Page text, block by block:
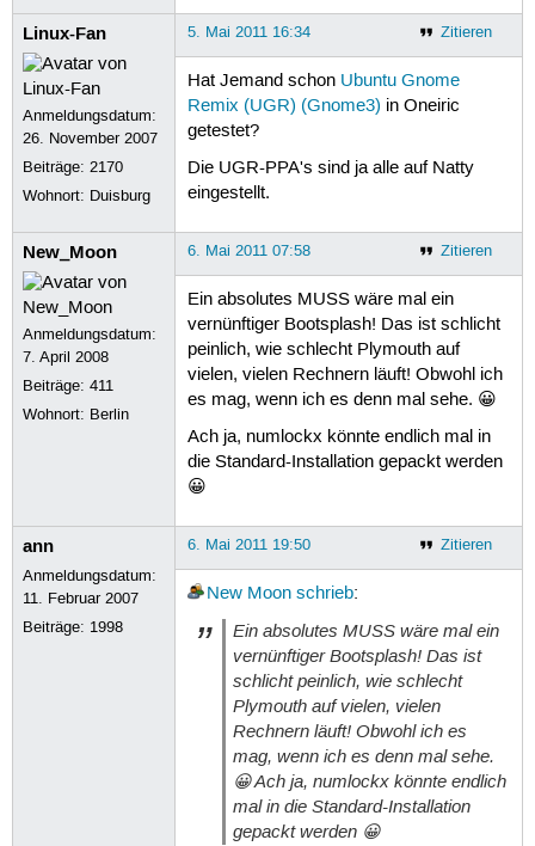
Linux-Fan
Anmeldungsdatum:
26. November 2007
Beiträge:2170
Wohnort: Duisburg
Zitieren
5. Mai 2011 16:34
Hat Jemand schon Ubuntu Gnome
Remix (UGR) (Gnome3) in Oneiric
getestet?
Die UGR-PPA's sind ja alle auf Natty
eingestellt.
New_Moon
Anmeldungsdatum:
7. April 2008
Beiträge:411
Wohnort: Berlin
Zitieren
6. Mai 2011 07:58
Ein absolutes MUSS wäre mal ein
vernünftiger Bootsplash! Das ist schlicht
peinlich, wie schlecht Plymouth auf
vielen, vielen Rechnern läuft! Obwohl ich
es mag, wenn ich es denn mal sehe. 😀
Ach ja, numlockx könnte endlich mal in
die Standard-Installation gepackt werden
😀
ann
Anmeldungsdatum:
11. Februar 2007
Beiträge: 1998
Zitieren
6. Mai 2011 19:50
New Moon schrieb:
Ein absolutes MUSS wäre mal ein
vernünftiger Bootsplash! Das ist
schlicht peinlich, wie schlecht
Plymouth auf vielen, vielen
Rechnern läuft! Obwohl ich es
mag, wenn ich es denn mal sehe.
😀 Ach ja, numlockx könnte endlich
mal in die Standard-Installation
gepackt werden 😀